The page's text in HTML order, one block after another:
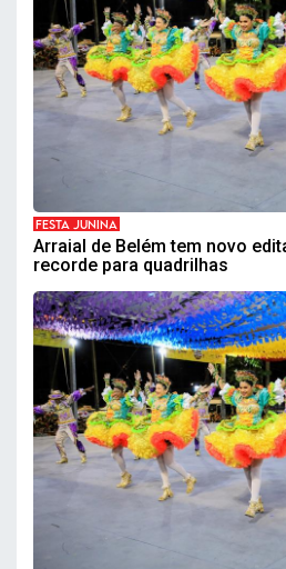
FESTA JUNINA
Arraial de Belém tem novo
recorde para quadrilhas